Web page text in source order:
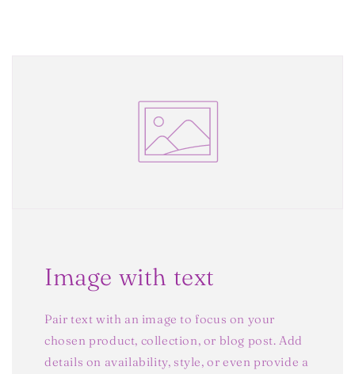
Image with text
Pair text with an image to focus on your
chosen product, collection, or blog post. Add
details on availability, style, or even provide a